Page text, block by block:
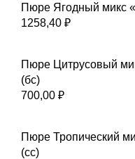
Пюре Ягодный микс
1258,40 ₽
Пюре Цитрусовый
(бс)
700,00 ₽
Пюре Тропический
(сс)